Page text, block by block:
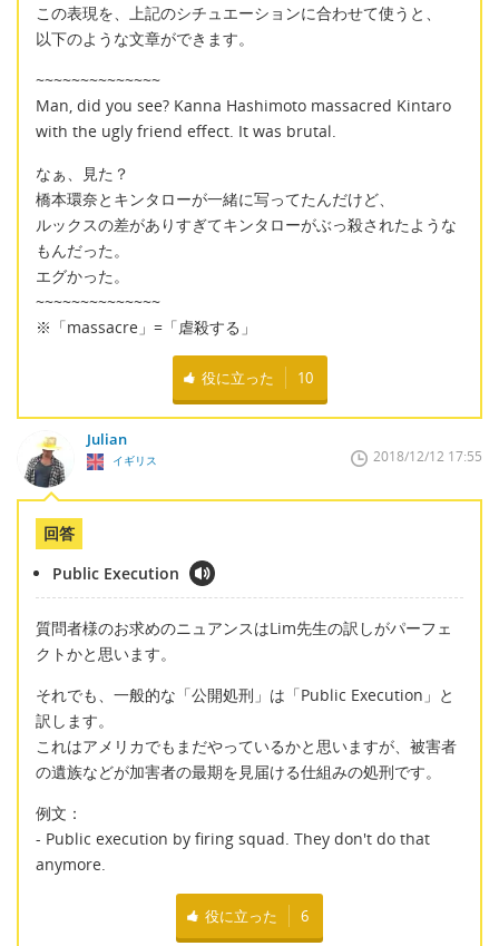
この表現を、上記のシチュエーションに合わせて使うと、
以下のような文章ができます。
~~~~~~~~~~~~~~
Man, did you see? Kanna Hashimoto massacred Kintaro
with the ugly friend effect. It was brutal.
なぁ、見た？
橋本環奈とキンタローが一緒に写ってたんだけど、
ルックスの差がありすぎてキンタローがぶっ殺されたような
もんだった。
エグかった。
~~~~~~~~~~~~~~
※「massacre」=「虐殺する」
役に立った 10
Julian
イギリス 2018/12/12 17:55
回答
Public Execution
質問者様のお求めのニュアンスはLim先生の訳しがパーフェ
クトかと思います。
それでも、一般的な「公開処刑」は「Public Execution」と
訳します。
これはアメリカでもまだやっているかと思いますが、被害者
の遺族などが加害者の最期を見届ける仕組みの処刑です。
例文：
- Public execution by firing squad. They don't do that
anymore.
役に立った 6